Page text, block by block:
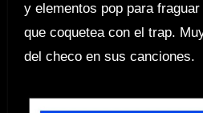
y elementos pop para
que coquetea con el trap.
del checo en sus canciones.